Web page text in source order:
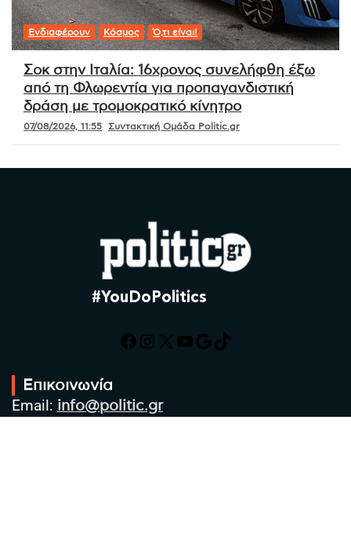
Ενδιαφέρουν Κόσμος Ό,τι είναι!
Σοκ στην Ιταλία: 16χρονος συνελήφθη έξω
από τη Φλωρεντία για προπαγανδιστική
δράση με τρομοκρατικό κίνητρο
07/08/2026, 11:55 Συντακτική Ομάδα Politic.gr
#YouDoPolitics
Facebook
Instagram
X YouTube
Google
TikTok
Επικοινωνία
Email: info@politic.gr